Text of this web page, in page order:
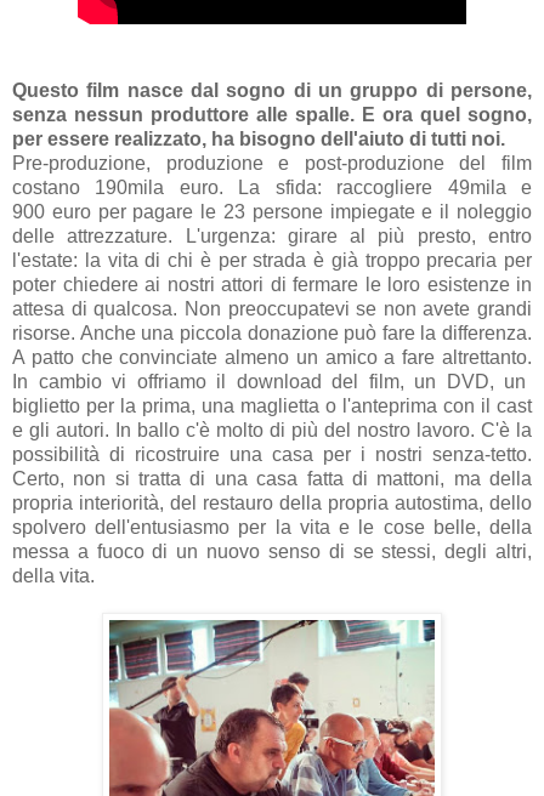
Questo film nasce dal sogno di un gruppo di persone,
senza nessun produttore alle spalle. E ora quel sogno,
per essere realizzato, ha bisogno dell'aiuto di tutti noi.
Pre-produzione, produzione e post-produzione del film
costano 190mila euro. La sfida: raccogliere 49mila e
900 euro per pagare le 23 persone impiegate e il noleggio
delle attrezzature. L'urgenza: girare al più presto, entro
l'estate: la vita di chi è per strada è già troppo precaria per
poter chiedere ai nostri attori di fermare le loro esistenze in
attesa di qualcosa. Non preoccupatevi se non avete grandi
risorse. Anche una piccola donazione può fare la differenza.
A patto che convinciate almeno un amico a fare altrettanto.
In cambio vi offriamo il download del film, un DVD, un
biglietto per la prima, una maglietta o l'anteprima con il cast
e gli autori.
In ballo c'è molto di più del nostro lavoro. C'è la
possibilità di ricostruire una casa per i nostri senza-tetto.
Certo, non si tratta di una casa fatta di mattoni, ma della
propria interiorità, del restauro della propria autostima, dello
spolvero dell'entusiasmo per la vita e le cose belle, della
messa a fuoco di un nuovo senso di se stessi, degli altri,
della vita.